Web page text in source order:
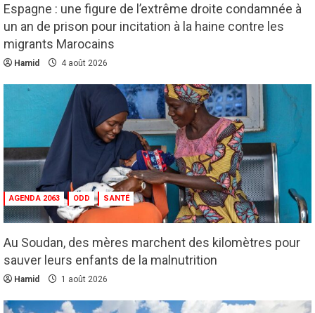
Espagne : une figure de l’extrême droite condamnée à
un an de prison pour incitation à la haine contre les
migrants Marocains
Hamid 4 août 2026
AGENDA 2063 ODD SANTÉ
Au Soudan, des mères marchent des kilomètres pour
sauver leurs enfants de la malnutrition
Hamid 1 août 2026
2
Culture Education
Pour nourrir l’IA, les géants de la tech
achètent des millions de livres… avant de
les détruire
3 août 2026
3
Agenda 2063 ODD Santé
Au Soudan, des mères marchent des
malnutrition
1 août 2026